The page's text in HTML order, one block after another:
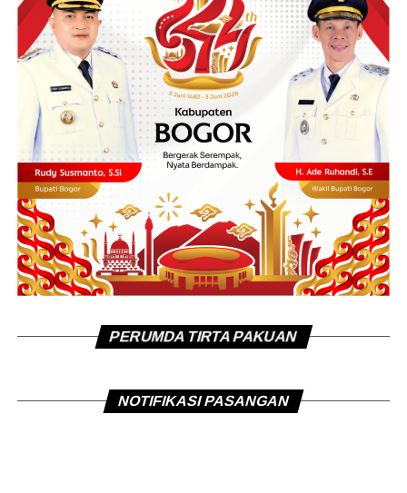
PERUMDA TIRTA PAKUAN
NOTIFIKASI PASANGAN